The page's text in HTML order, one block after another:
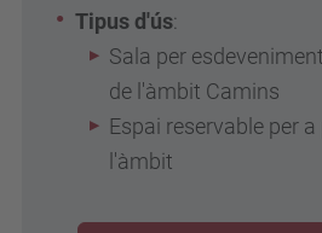
Tipus d'ús:
Sala per
de l'àmbit Camins
Espai reservable per
l'àmbit